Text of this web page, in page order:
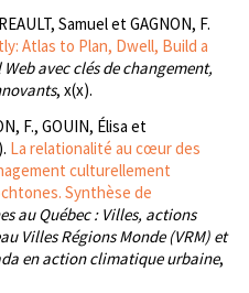
Samuel et GAGNON, F.
Atlas to Plan, Dwell, Build a
Web avec clés de changement,
, x(x).
F., GOUIN, Élisa et
La relationalité au cœur des
culturellement
Synthèse de
au Québec : Villes, actions
Villes Régions Monde (VRM) et
en action climatique urbaine,